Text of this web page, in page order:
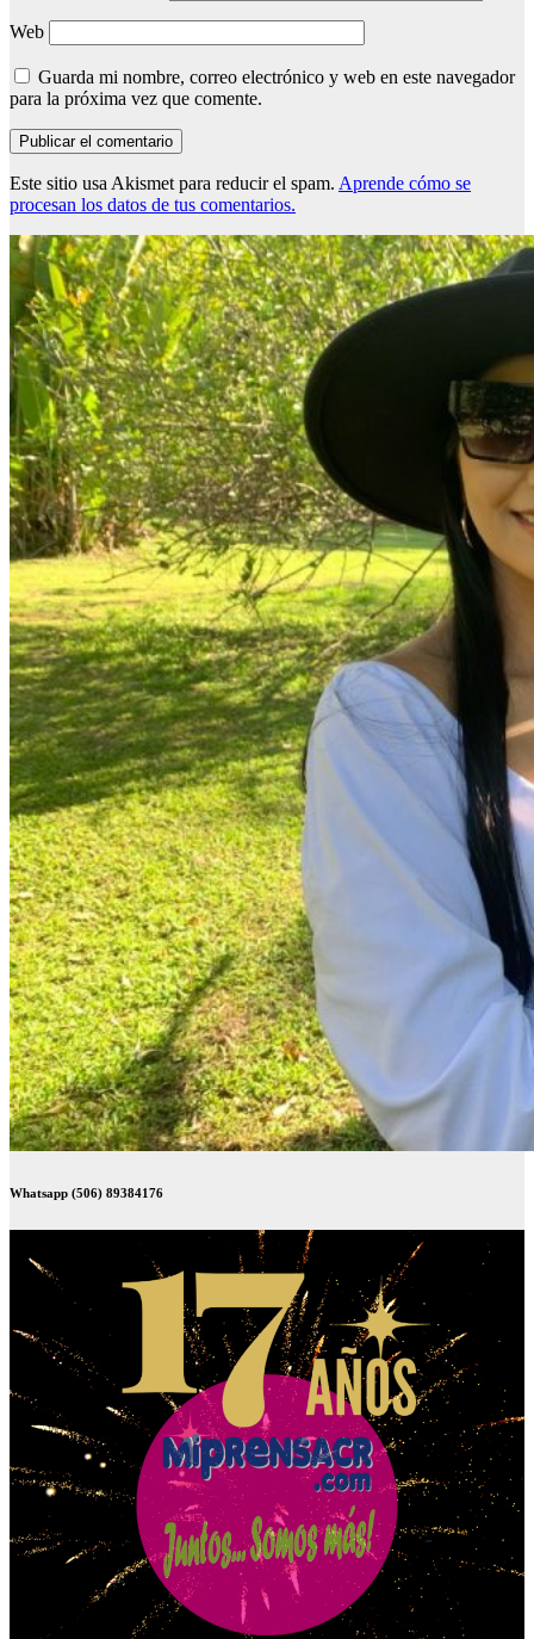
Web
Guarda mi nombre, correo electrónico y web en este navegador
para la próxima vez que comente.
Este sitio usa Akismet para reducir el spam. Aprende cómo se
procesan los datos de tus comentarios.
Whatsapp (506) 89384176